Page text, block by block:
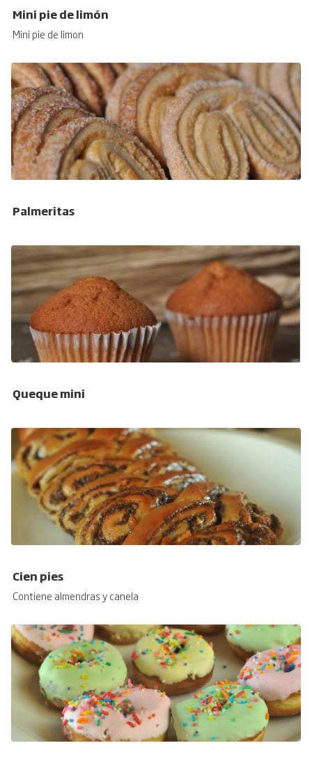
Mini pie de limón
Mini pie de limon
Palmeritas
Queque mini
Cien pies
Contiene almendras y canela